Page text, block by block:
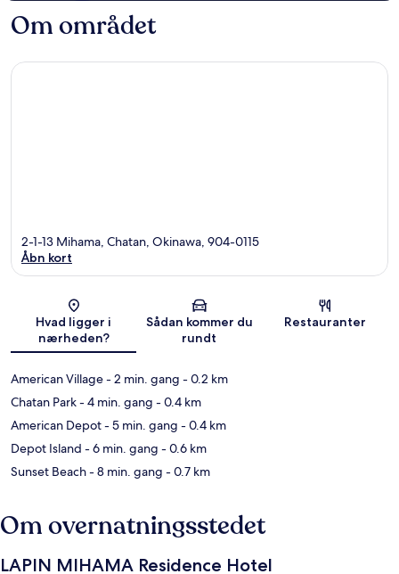
Om området
Kort
2-1-13 Mihama, Chatan, Okinawa, 904-0115
Åbn kort
Hvad ligger i
nærheden?
Sådan kommer du
rundt
Restauranter
American Village- 2 min. gang - 0.2 km
Chatan Park- 4 min. gang - 0.4 km
American Depot- 5 min. gang - 0.4 km
Depot Island - 6 min. gang - 0.6 km
Sunset Beach- 8 min. gang - 0.7 km
Om overnatningsstedet
LAPIN MIHAMA Residence Hotel